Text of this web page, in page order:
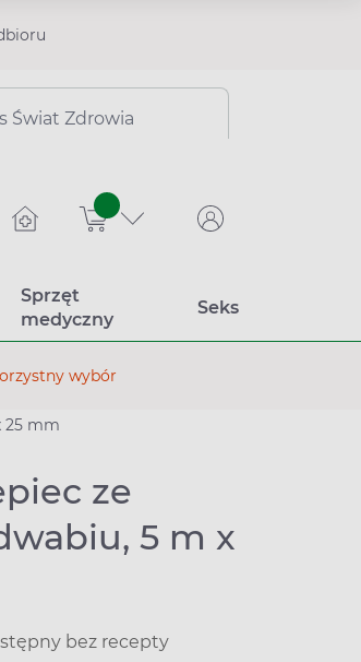
Świat Zdrowia
sztuk
Sprzęt
medyczny
Seks
wybór
25 mm
ze
5 m x
bez recepty